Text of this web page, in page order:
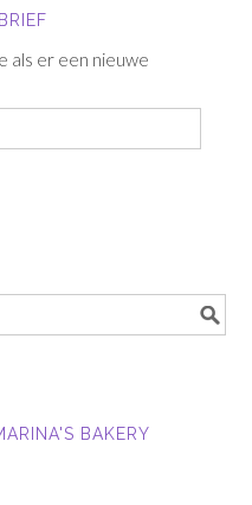
als er een nieuwe
BAKERY